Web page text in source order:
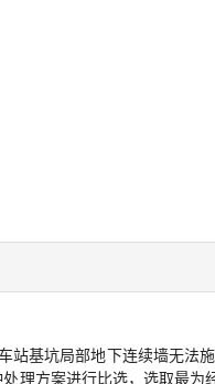
站基坑局部地下连续墙无
理方案进行比选，选取最